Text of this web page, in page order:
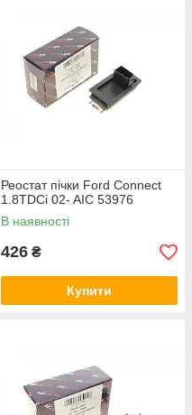
Реостат пічки Ford Connect
1.8TDCi 02- AIC 53976
В наявності
426 ₴
Купити